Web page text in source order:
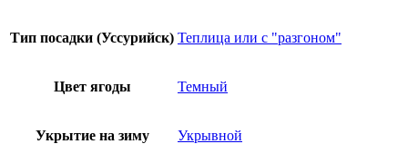
Тип посадки (Уссурийск) Теплица или с "разгоном"
Цвет ягоды Темный
Укрытие на зиму Укрывной